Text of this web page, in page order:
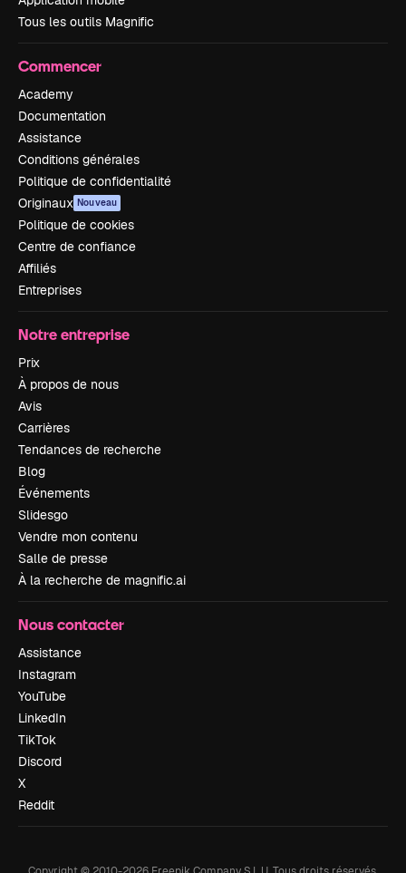
Tous les outils Magnific
Commencer
Academy
Documentation
Assistance
Conditions générales
Politique de confidentialité
Originaux Nouveau
Politique de cookies
Centre de confiance
Affiliés
Entreprises
Notre entreprise
Prix
À propos de nous
Avis
Carrières
Tendances de recherche
Blog
Événements
Slidesgo
Vendre mon contenu
Salle de presse
À la recherche de magnific.ai
Nous contacter
Assistance
Instagram
YouTube
LinkedIn
TikTok
Discord
X
Reddit